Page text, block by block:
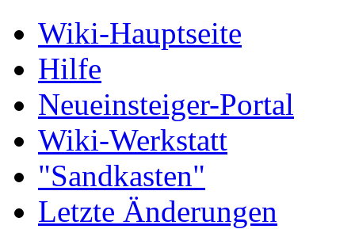
Wiki-Hauptseite
Hilfe
Neueinsteiger-Portal
Wiki-Werkstatt
"Sandkasten"
Letzte Änderungen